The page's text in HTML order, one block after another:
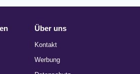
Über uns
Kontakt
Werbung